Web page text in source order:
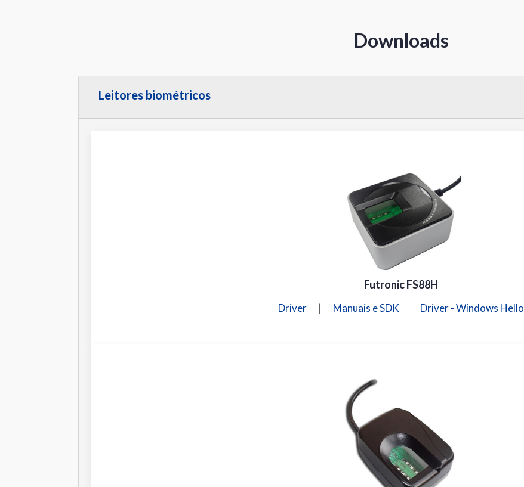
Downloads
Leitores biométricos
Futronic FS88H
Driver | Manuais e SDK Driver - Windows Hello